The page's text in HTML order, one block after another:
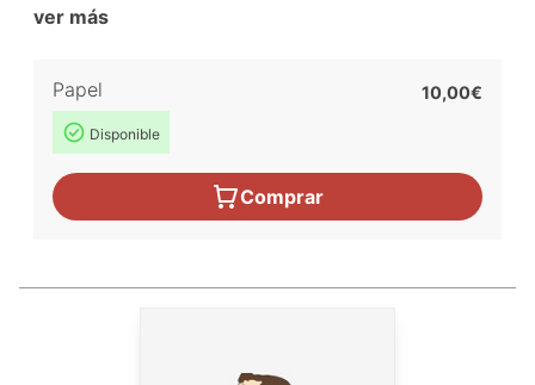
ver más
Papel
Disponible
10,00€
Comprar